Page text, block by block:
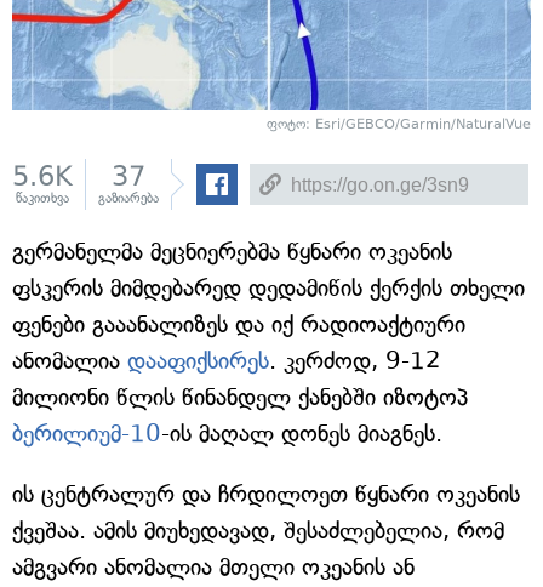
ფოტო: Esri/GEBCO/Garmin/NaturalVue
5.6K
წაკითხვა
37
გაზიარება
გერმანელმა მეცნიერებმა წყნარი ოკეანის
ფსკერის მიმდებარედ დედამიწის ქერქის თხელი
ფენები გააანალიზეს და იქ რადიოაქტიური
ანომალია დააფიქსირეს. კერძოდ, 9-12
მილიონი წლის წინანდელ ქანებში იზოტოპ
ბერილიუმ-10-ის მაღალ დონეს მიაგნეს.
ის ცენტრალურ და ჩრდილოეთ წყნარი ოკეანის
ქვეშაა. ამის მიუხედავად, შესაძლებელია, რომ
ამგვარი ანომალია მთელი ოკეანის ან